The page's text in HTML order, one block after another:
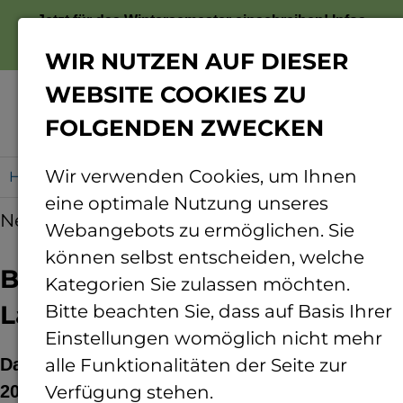
Jetzt für das Wintersemester einschreiben!Infos
Home Bestes Radler-Team im Landkreis
News 20.11.2019
Bestes Radler-Team im
Landkreis
Das Team der TH Bingen ist beim Stadtradeln
2019 nicht nur Sieger in der Stadt Bingen,
WIR NUTZEN AUF DIESER
WEBSITE COOKIES ZU
FOLGENDEN ZWECKEN
Wir verwenden Cookies, um Ihnen
eine optimale Nutzung unseres
Webangebots zu ermöglichen. Sie
können selbst entscheiden, welche
Kategorien Sie zulassen möchten.
Bitte beachten Sie, dass auf Basis Ihrer
Einstellungen womöglich nicht mehr
alle Funktionalitäten der Seite zur
Verfügung stehen.